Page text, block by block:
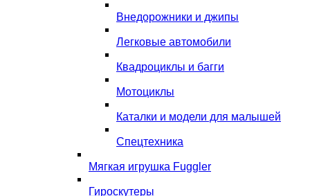
Внедорожники и джипы
Легковые автомобили
Квадроциклы и багги
Мотоциклы
Каталки и модели для малышей
Спецтехника
Мягкая игрушка Fuggler
Гироскутеры